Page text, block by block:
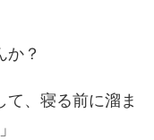
か？
、寝る前に溜ま